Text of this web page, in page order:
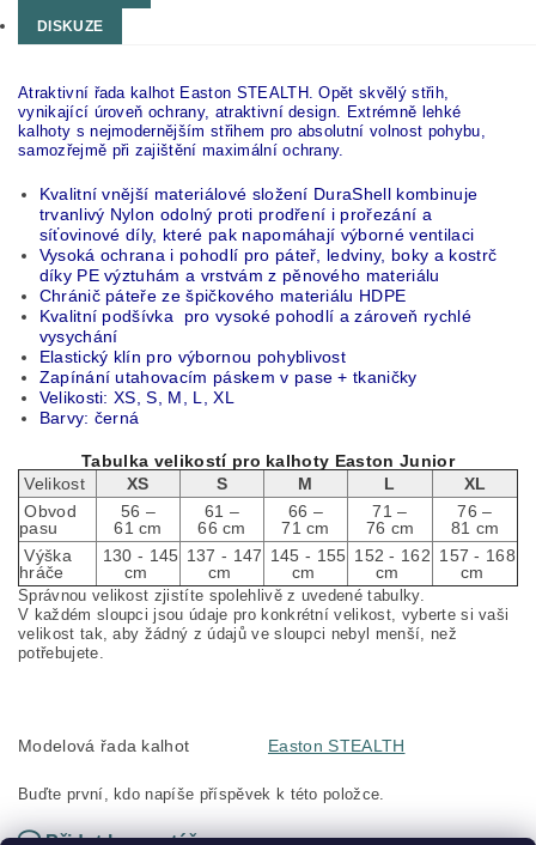
DISKUZE
Atraktivní řada kalhot Easton STEALTH. Opět skvělý střih,
vynikající úroveň ochrany, atraktivní design. Extrémně lehké
kalhoty s nejmodernějším střihem pro absolutní volnost pohybu,
samozřejmě při zajištění maximální ochrany.
Kvalitní vnější materiálové složení DuraShell kombinuje
trvanlivý Nylon odolný proti prodření i prořezání a
síťovinové díly, které pak napomáhají výborné ventilaci
Vysoká ochrana i pohodlí pro páteř, ledviny, boky a kostrč
díky PE výztuhám a vrstvám z pěnového materiálu
Chránič páteře ze špičkového materiálu HDPE
Kvalitní podšívka pro vysoké pohodlí a zároveň rychlé
vysychání
Elastický klín pro výbornou pohyblivost
Zapínání utahovacím páskem v pase + tkaničky
Velikosti: XS, S, M, L, XL
Barvy: černá
Tabulka velikostí pro kalhoty Easton Junior
Velikost
XS S M L
XL
Obvod
pasu
56 –
61 cm
61 –
66 cm
66 –
71 cm
71 –
76 cm
76 –
81 cm
Výška
hráče
130 - 145
cm
137 - 147
cm
145 - 155
cm
152 - 162
cm
157 - 168
cm
Správnou velikost zjistíte spolehlivě z uvedené tabulky.
V každém sloupci jsou údaje pro konkrétní velikost, vyberte si vaši
velikost tak, aby žádný z údajů ve sloupci nebyl menší, než
potřebujete.
Modelová řada kalhot Easton STEALTH
Buďte první, kdo napíše příspěvek k této položce.